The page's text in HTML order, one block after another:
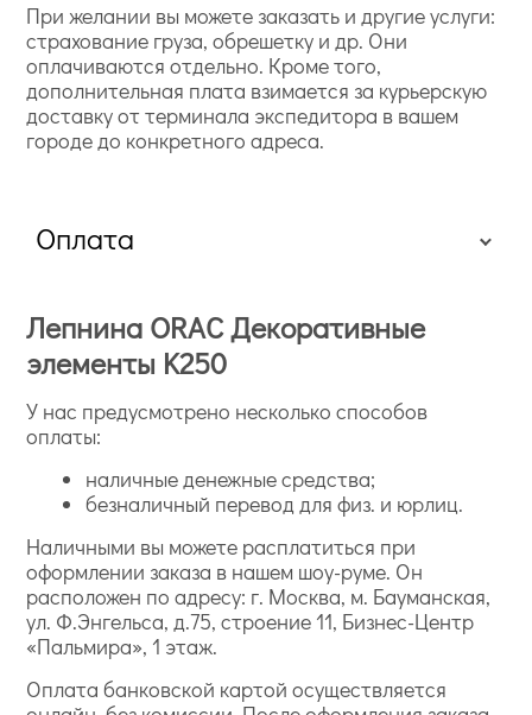
При желании вы можете заказать и другие услуги:
страхование груза, обрешетку и др. Они
оплачиваются отдельно. Кроме того,
дополнительная плата взимается за курьерскую
доставку от терминала экспедитора в вашем
городе до конкретного адреса.
Оплата
Лепнина ORAC Декоративные
элементы K250
У нас предусмотрено несколько способов
оплаты:
наличные денежные средства;
безналичный перевод для физ. и юрлиц.
Наличными вы можете расплатиться при
оформлении заказа в нашем шоу-руме. Он
расположен по адресу: г. Москва, м. Бауманская,
ул. Ф.Энгельса, д.75, строение 11, Бизнес-Центр
«Пальмира», 1 этаж.
Оплата банковской картой осуществляется